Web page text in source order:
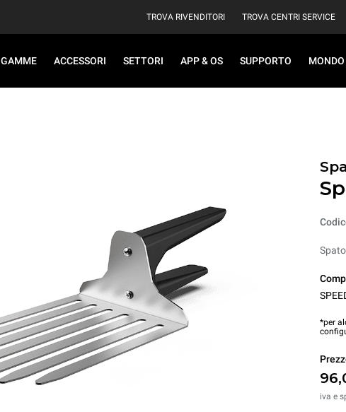
TROVA RIVENDITORI TROVA CENTRI SERVICE
GAMME ACCESSORI SETTORI APP & OS SUPPORTO
*per
iva e